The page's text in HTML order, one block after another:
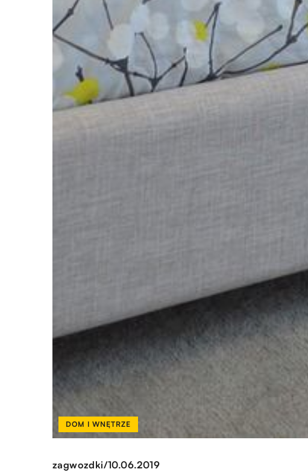
DOM I WNĘTRZE
zagwozdki/10.06.2019